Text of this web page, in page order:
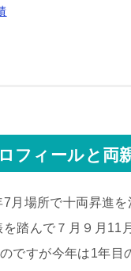
フィールと両
月場所で十両昇進を
踏んで７月９月11
ですが今年は1年